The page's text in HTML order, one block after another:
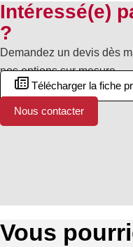
Intéressé(e)
?
Demandez un devis dès
nos options sur mesure.
Télécharger la fiche
Nous contacter
Vous